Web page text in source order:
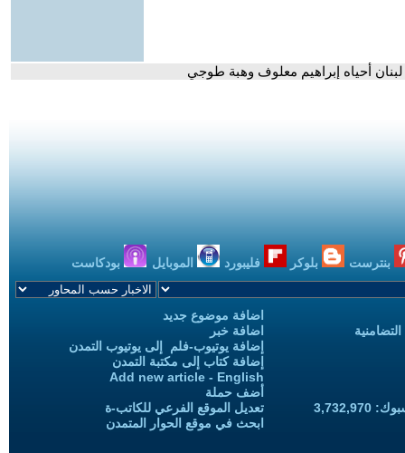
أحياه إبراهيم معلوف وهبة طوجي
بنترست بلوكر فليبورد الموبايل بودكاست
اضافة موضوع جديد
اضافة خبر
إضافة يوتيوب-فلم إلى يوتيوب التمدن
إضافة كتاب إلى مكتبة التمدن
Add new article - English
أضف حملة
تعديل الموقع الفرعي للكاتب-ة
ابحث في موقع الحوار المتمدن